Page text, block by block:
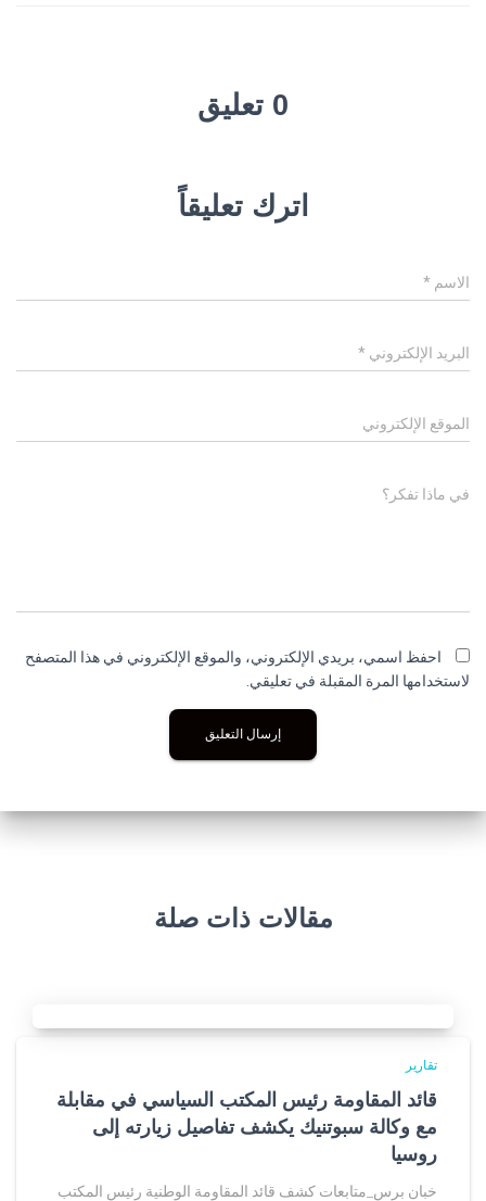
0 تعليق
اترك تعليقاً
الاسم *
البريد الإلكتروني *
الموقع الإلكتروني
في ماذا تفكر؟
احفظ اسمي، بريدي الإلكتروني، والموقع الإلكتروني في هذا المتصفح
لاستخدامها المرة المقبلة في تعليقي.
مقالات ذات صلة
تقارير
قائد المقاومة رئيس المكتب السياسي في مقابلة
مع وكالة سبوتنيك يكشف تفاصيل زيارته إلى
روسيا
خبان برس_متابعات كشف قائد المقاومة الوطنية رئيس المكتب